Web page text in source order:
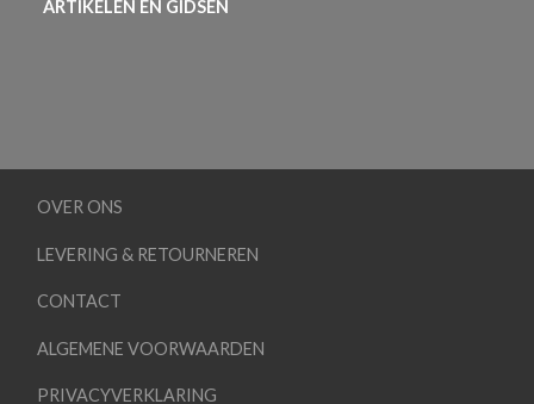
ARTIKELEN EN GIDSEN
OVER ONS
LEVERING & RETOURNEREN
CONTACT
ALGEMENE VOORWAARDEN
PRIVACYVERKLARING